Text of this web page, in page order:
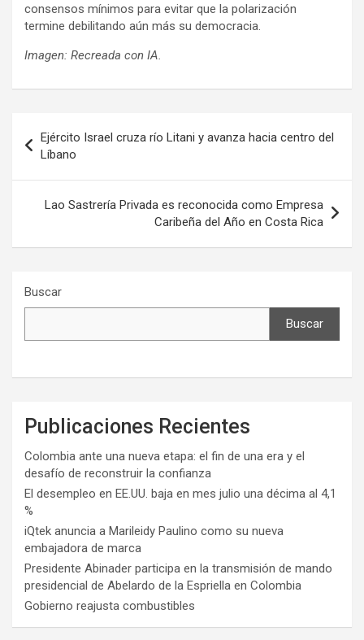
consensos mínimos para evitar que la polarización
termine debilitando aún más su democracia.
Imagen: Recreada con IA.
de
entradas
Ejército Israel cruza río Litani y avanza hacia centro del
Líbano
Lao Sastrería Privada es reconocida como Empresa
Caribeña del Año en Costa Rica
Buscar
Buscar
Publicaciones Recientes
Colombia ante una nueva etapa: el fin de una era y el
desafío de reconstruir la confianza
El desempleo en EE.UU. baja en mes julio una décima al 4,1
%
iQtek anuncia a Marileidy Paulino como su nueva
embajadora de marca
Presidente Abinader participa en la transmisión de mando
presidencial de Abelardo de la Espriella en Colombia
Gobierno reajusta combustibles